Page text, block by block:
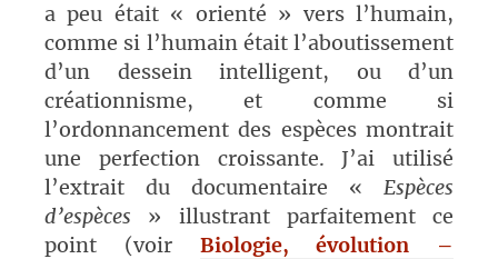
a peu était « orienté » vers l’humain,
comme si l’humain était l’aboutissement
d’un dessein intelligent, ou d’un
créationnisme, et comme si
l’ordonnancement des espèces montrait
une perfection croissante. J’ai utilisé
l’extrait du documentaire « Espèces
d’espèces » illustrant parfaitement ce
point (voir Biologie, évolution –